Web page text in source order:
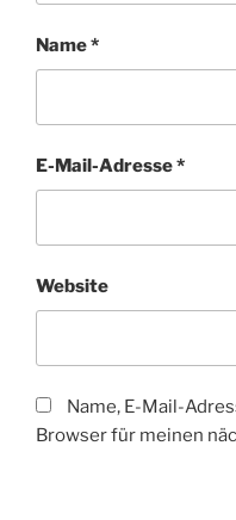
Name*
E-Mail-Adresse*
Website
Name, E-Mail-
Browser für meinen